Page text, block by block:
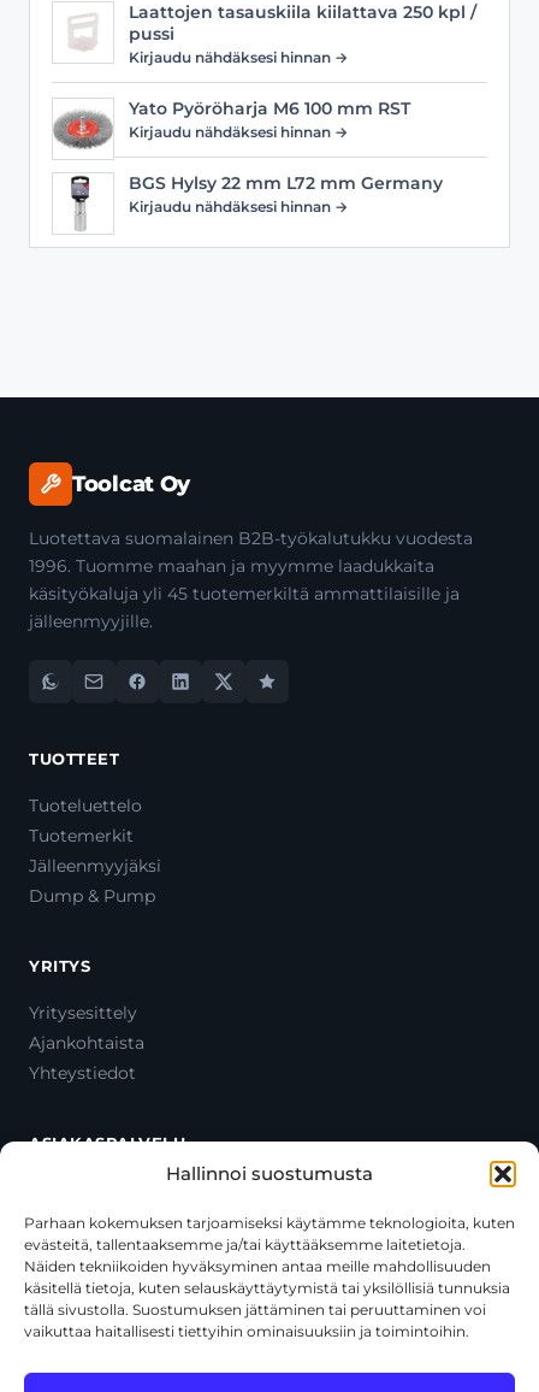
Hallinnoi suostumusta
Parhaan kokemuksen tarjoamiseksi käytämme teknologioita, kuten
evästeitä, tallentaaksemme ja/tai käyttääksemme laitetietoja.
Näiden tekniikoiden hyväksyminen antaa meille mahdollisuuden
käsitellä tietoja, kuten selauskäyttäytymistä tai yksilöllisiä tunnuksia
tällä sivustolla. Suostumuksen jättäminen tai peruuttaminen voi
vaikuttaa haitallisesti tiettyihin ominaisuuksiin ja toimintoihin.
Laattojen tasauskiila kiilattava 250 kpl /
pussi
Kirjaudu nähdäksesi hinnan →
Yato Pyöröharja M6 100 mm RST
Kirjaudu nähdäksesi hinnan →
BGS Hylsy 22 mm L72 mm Germany
Kirjaudu nähdäksesi hinnan →
Toolcat Oy
Luotettava suomalainen B2B-työkalutukku vuodesta
1996. Tuomme maahan ja myymme laadukkaita
käsityökaluja yli 45 tuotemerkiltä ammattilaisille ja
jälleenmyyjille.
TUOTTEET
Tuoteluettelo
Tuotemerkit
Jälleenmyyjäksi
Dump & Pump
YRITYS
Yritysesittely
Ajankohtaista
Yhteystiedot
ASIAKASPALVELU
Oma tili
Maksutavat
Toimitustavat
Usein kysytyt kysymykset
+358 44 270 3795
asiakaspalvelu@toolcat.fi